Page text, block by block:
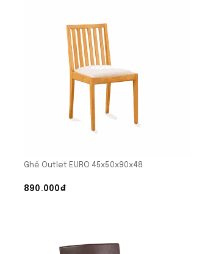
Ghế Outlet EURO 45x50x90x48
890.000₫